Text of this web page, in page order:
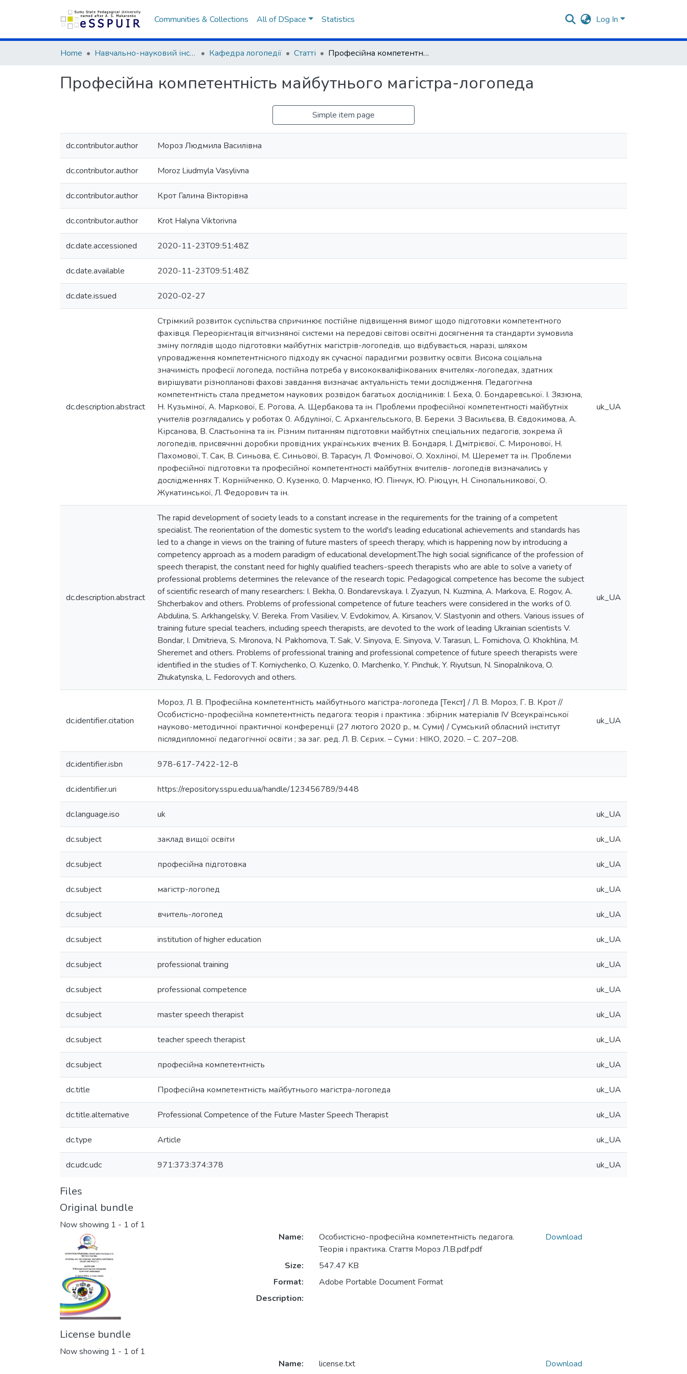
Communities & Collections All of DSpace Statistics Log In
Home Навчально-науковий інститут фізичної культури Кафедра логопедії Статті Професійна компетентність майбутнього магістра-логопеда
Професійна компетентність майбутнього магістра-логопеда
Simple item page
dc.contributor.author Мороз Людмила Василівна
dc.contributor.author Moroz Liudmyla Vasylivna
dc.contributor.author Крот Галина Вікторівна
dc.contributor.author Krot Halyna Viktorivna
dc.date.accessioned 2020-11-23T09:51:48Z
dc.date.available 2020-11-23T09:51:48Z
dc.date.issued 2020-02-27
dc.description.abstract
Стрімкий розвиток суспільства спричинює постійне підвищення вимог щодо підготовки компетентного
фахівця. Переорієнтація вітчизняної системи на передові світові освітні досягнення та стандарти зумовила
зміну поглядів щодо підготовки майбутніх магістрів-логопедів, що відбувається, наразі, шляхом
упровадження компетентнісного підходу як сучасної парадигми розвитку освіти. Висока соціальна
значимість професії логопеда, постійна потреба у висококваліфікованих вчителях-логопедах, здатних
вирішувати різнопланові фахові завдання визначає актуальність теми дослідження. Педагогічна
компетентність стала предметом наукових розвідок багатьох дослідників: І. Беха, 0. Бондаревської. І. Зязюна,
Н. Кузьміної, А. Маркової, Е. Рогова, А. Щербакова та ін. Проблеми професійної компетентності майбутніх
учителів розглядались у роботах 0. Абдуліної, С. Архангельського, В. Береки. З Васильєва, В. Євдокимова, А.
Кірсанова, В. Сластьоніна та ін. Різним питанням підготовки майбутніх спеціальних педагогів, зокрема й
логопедів, присвячнні доробки провідних українських вчених В. Бондаря, І. Дмітрієвої, С. Миронової, Н.
Пахомової, Т. Сак, В. Синьова, Є. Синьової, В. Тарасун, Л. Фомічової, О. Хохліної, М. Шеремет та ін. Проблеми
професійної підготовки та професійної компетентності майбутніх вчителів- логопедів визначались у
дослідженнях Т. Корнійченко, О. Кузенко, 0. Марченко, Ю. Пінчук, Ю. Ріюцун, Н. Сінопальникової, О.
Жукатинської, Л. Федорович та ін.
uk_UA
dc.description.abstract
The rapid development of society leads to a constant increase in the requirements for the training of a competent
specialist. The reorientation of the domestic system to the world's leading educational achievements and standards has
led to a change in views on the training of future masters of speech therapy, which is happening now by introducing a
competency approach as a modern paradigm of educational development.The high social significance of the profession of
speech therapist, the constant need for highly qualified teachers-speech therapists who are able to solve a variety of
professional problems determines the relevance of the research topic. Pedagogical competence has become the subject
of scientific research of many researchers: I. Bekha, 0. Bondarevskaya. I. Zyazyun, N. Kuzmina, A. Markova, E. Rogov, A.
Shcherbakov and others. Problems of professional competence of future teachers were considered in the works of 0.
Abdulina, S. Arkhangelsky, V. Bereka. From Vasiliev, V. Evdokimov, A. Kirsanov, V. Slastyonin and others. Various issues of
training future special teachers, including speech therapists, are devoted to the work of leading Ukrainian scientists V.
Bondar, I. Dmitrieva, S. Mironova, N. Pakhomova, T. Sak, V. Sinyova, E. Sinyova, V. Tarasun, L. Fomichova, O. Khokhlina, M.
Sheremet and others. Problems of professional training and professional competence of future speech therapists were
identified in the studies of T. Korniychenko, O. Kuzenko, 0. Marchenko, Y. Pinchuk, Y. Riyutsun, N. Sinopalnikova, O.
Zhukatynska, L. Fedorovych and others.
uk_UA
dc.identifier.citation
Мороз, Л. В. Професійна компетентність майбутнього магістра-логопеда [Текст] / Л. В. Мороз, Г. В. Крот //
Особистісно-професійна компетентність педагога: теорія і практика : збірник матеріалів IV Всеукраїнської
науково-методичної практичної конференції (27 лютого 2020 р., м. Суми) / Сумський обласний інститут
післядипломної педагогічної освіти ; за заг. ред. Л. В. Сєрих. – Суми : НІКО, 2020. – С. 207–208.
uk_UA
dc.identifier.isbn 978-617-7422-12-8
dc.identifier.uri https://repository.sspu.edu.ua/handle/123456789/9448
dc.language.iso uk uk_UA
dc.subject заклад вищої освіти uk_UA
dc.subject професійна підготовка uk_UA
dc.subject магістр-логопед uk_UA
dc.subject вчитель-логопед uk_UA
dc.subject institution of higher education uk_UA
dc.subject professional training uk_UA
dc.subject professional competence uk_UA
dc.subject master speech therapist uk_UA
dc.subject teacher speech therapist uk_UA
dc.subject професійна компетентність uk_UA
dc.title Професійна компетентність майбутнього магістра-логопеда uk_UA
dc.title.alternative Professional Competence of the Future Master Speech Therapist uk_UA
dc.type Article uk_UA
dc.udc.udc 971:373:374:378 uk_UA
Files
Original bundle
Now showing 1 - 1 of 1
Name:
Особистісно-професійна компетентність педагога.
Теорія і практика. Стаття Мороз Л.В.pdf.pdf
Size:
547.47 KB
Format:
Adobe Portable Document Format
Description:
Download
License bundle
Now showing 1 - 1 of 1
Name:
license.txt Download